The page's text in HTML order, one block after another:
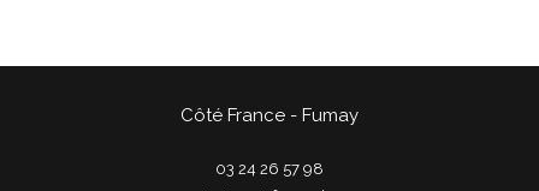
Côté France - Fumay
03 24 26 57 98